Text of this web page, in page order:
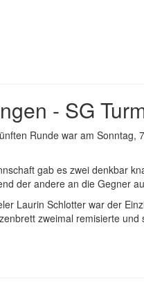
- SG
Runde war am Sonntag,
gab es zwei denkbar
der andere an die Gegner
Laurin Schlotter war der
zweimal remisierte